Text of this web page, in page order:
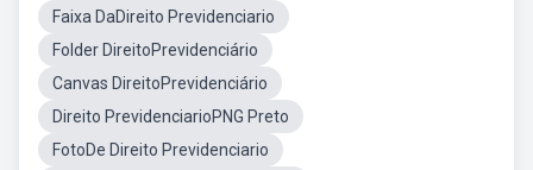
Faixa DaDireito Previdenciario
Folder DireitoPrevidenciário
Canvas DireitoPrevidenciário
Direito PrevidenciarioPNG Preto
FotoDe Direito Previdenciario